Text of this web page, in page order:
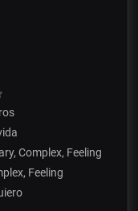
Complex, Feeling
Feeling